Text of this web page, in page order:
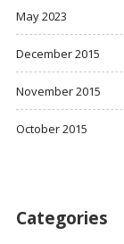
May 2023
December 2015
November 2015
October 2015
Categories